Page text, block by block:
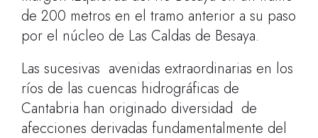
de 200 metros en el tramo anterior a su paso
por el núcleo de Las Caldas de Besaya.
Las sucesivas avenidas extraordinarias en los
ríos de las cuencas hidrográficas de
Cantabria han originado diversidad de
afecciones derivadas fundamentalmente del